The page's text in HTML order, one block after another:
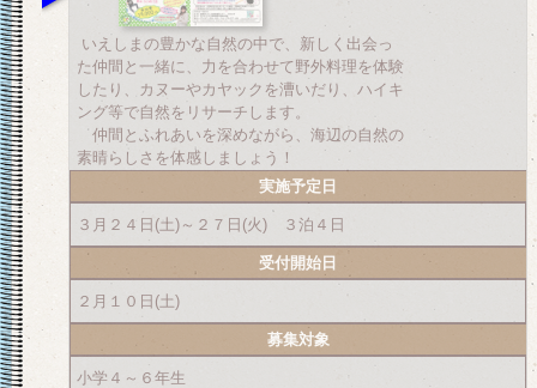
いえしまの豊かな自然の中で、新しく出会っ
た仲間と一緒に、力を合わせて野外料理を体験
したり、カヌーやカヤックを漕いだり、ハイキ
ング等で自然をリサーチします。
仲間とふれあいを深めながら、海辺の自然の
素晴らしさを体感しましょう！
実施予定日
３月２４日(土)～２７日(火) ３泊４日
受付開始日
２月１０日(土)
募集対象
小学４～６年生